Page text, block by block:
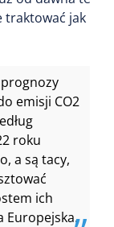
traktować jak
emisji CO2
roku
a są tacy,
ich
Europejska.